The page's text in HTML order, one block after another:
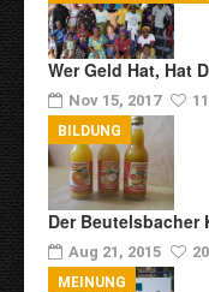
Wer Geld Hat, Hat
Nov 15, 2017
Der
Aug 21, 2015
BILDUNG
MEINUNG